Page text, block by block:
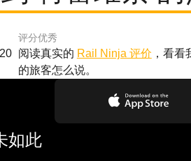
评分优秀
阅读真实的 Rail Ninja 评价 ，看看
的旅客怎么说。
如此